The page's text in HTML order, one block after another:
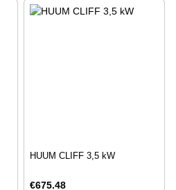
HUUM CLIFF 3,5 kW
€675.48